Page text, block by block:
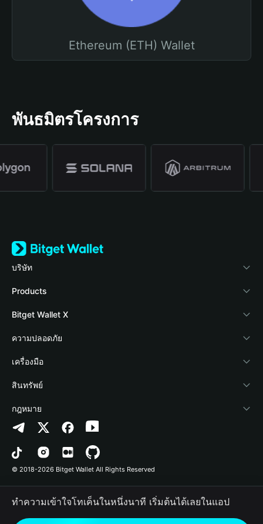
Ethereum (ETH) Wallet
พันธมิตรโครงการ
บริษัท
เกี่ยวกับ Bitget Wallet
Blog
Academy
ข่าวสารด้านคริปโต
ศูนย์ช่วยเหลือ
ติดต่อเรา
ทรัพยากรข้อมูลของแบรนด์
อาชีพ
Products
Crypto Card
Stablecoin Earn
Payfi Crypto
Crypto Swap API
Altcoin Season Index
Prediction Markets
DApp
RWA
Bitget Wallet X
นักพัฒนา
เชื่อมต่อ Wallet
Bitget Wallet Pay
ลิสต์โปรเจกต์
ความปลอดภัย
Protection Fund
เทคโนโลยีความปลอดภัย
เครื่องมือ
ซื้อคริปโต
การตรวจจับการอนุญาต
การตรวจจับสัญญา
การโอนเป็นชุด
สินทรัพย์
Arbitrum
Avalanche
Bitcoin
Polygon
กฎหมาย
นโยบายความเป็นส่วนตัว
ข้อตกลงในการใช้บริการ
© 2018-2026 Bitget Wallet All Rights Reserved
ทำความเข้าใจโทเค็นในหนึ่งนาที เริ่มต้นได้เลยในแอป